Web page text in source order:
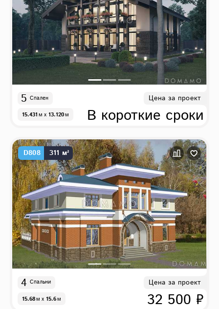
5 Спален
15.431м x 13.120м
Цена за проект
В короткие сроки
D808 311 м²
4 Спальни
15.68м x 15.6м
Цена за проект
32 500 ₽